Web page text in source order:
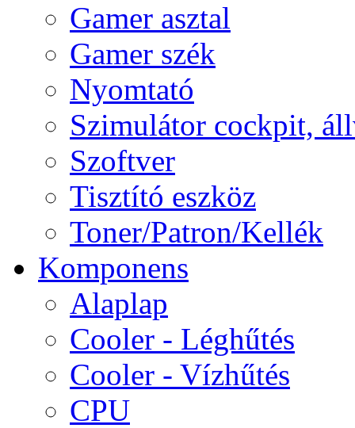
Gamer asztal
Gamer szék
Nyomtató
Szimulátor cockpit,
Szoftver
Tisztító eszköz
Toner/Patron/Kellék
Komponens
Alaplap
Cooler - Léghűtés
Cooler - Vízhűtés
CPU